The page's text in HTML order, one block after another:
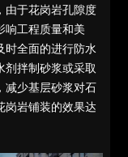
由于花岗岩孔隙度
响工程质量和美
时全面的进行防水
剂拌制砂浆或采取
减少基层砂浆对石
岗岩铺装的效果达